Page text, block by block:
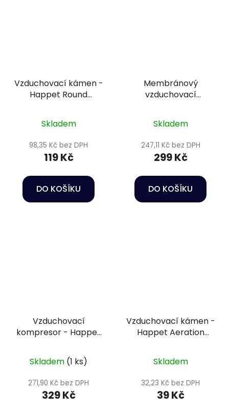
Vzduchovací kámen -
Happet Round
Skladem
98,35 Kč bez DPH
119 Kč
DO KOŠÍKU
Membránový
vzduchovací
Skladem
247,11 Kč bez DPH
299 Kč
DO KOŠÍKU
Vzduchovací
kompresor - Happet
Skladem (1 ks)
271,90 Kč bez DPH
329 Kč
Vzduchovací kámen -
Happet Aeration
Skladem
32,23 Kč bez DPH
39 Kč